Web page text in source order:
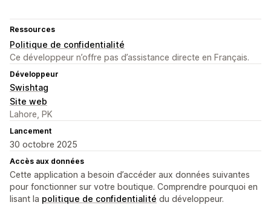
Ressources
Politique de confidentialité
Ce développeur n’offre pas d’assistance directe en Français.
Développeur
Swishtag
Site web
Lahore, PK
Lancement
30 octobre 2025
Accès aux données
Cette application a besoin d’accéder aux données suivantes
pour fonctionner sur votre boutique. Comprendre pourquoi en
lisant la politique de confidentialité du développeur.